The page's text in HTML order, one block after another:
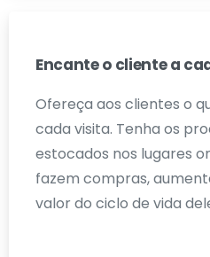
Encante o cliente a
Ofereça aos clientes o
cada visita. Tenha os
estocados nos lugares
fazem compras,
valor do ciclo de vida